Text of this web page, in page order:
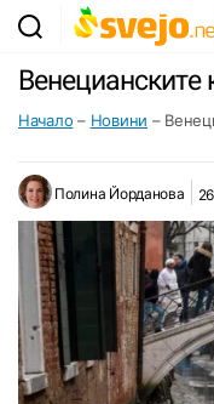
Венецианските
Начало – Новини –
Полина Йорданова